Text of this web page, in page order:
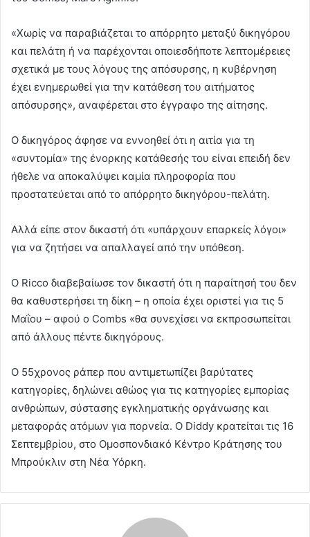
«Χωρίς να παραβιάζεται το απόρρητο μεταξύ δικηγόρου
και πελάτη ή να παρέχονται οποιεσδήποτε λεπτομέρειες
σχετικά με τους λόγους της απόσυρσης, η κυβέρνηση
έχει ενημερωθεί για την κατάθεση του αιτήματος
απόσυρσης», αναφέρεται στο έγγραφο της αίτησης.
Ο δικηγόρος άφησε να εννοηθεί ότι η αιτία για τη
«συντομία» της ένορκης κατάθεσής του είναι επειδή δεν
ήθελε να αποκαλύψει καμία πληροφορία που
προστατεύεται από το απόρρητο δικηγόρου-πελάτη.
Αλλά είπε στον δικαστή ότι «υπάρχουν επαρκείς λόγοι»
για να ζητήσει να απαλλαγεί από την υπόθεση.
Ο Ricco διαβεβαίωσε τον δικαστή ότι η παραίτησή του δεν
θα καθυστερήσει τη δίκη – η οποία έχει οριστεί για τις 5
Μαΐου – αφού ο Combs «θα συνεχίσει να εκπροσωπείται
από άλλους πέντε δικηγόρους.
Ο 55χρονος ράπερ που αντιμετωπίζει βαρύτατες
κατηγορίες, δηλώνει αθώος για τις κατηγορίες εμπορίας
ανθρώπων, σύστασης εγκληματικής οργάνωσης και
μεταφοράς ατόμων για πορνεία. Ο Diddy κρατείται τις 16
Σεπτεμβρίου, στο Ομοσπονδιακό Κέντρο Κράτησης του
Μπρούκλιν στη Νέα Υόρκη.